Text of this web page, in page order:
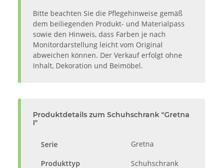
Bitte beachten Sie die Pflegehinweise gemäß
dem beiliegenden Produkt- und Materialpass
sowie den Hinweis, dass Farben je nach
Monitordarstellung leicht vom Original
abweichen können. Der Verkauf erfolgt ohne
Inhalt, Dekoration und Beimöbel.
Produktdetails zum Schuhschrank "Gretna
I"
Serie Gretna
Produkttyp
Schuhschrank